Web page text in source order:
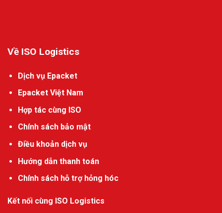
Về ISO Logistics
Dịch vụ Epacket
Epacket Việt Nam
Hợp tác cùng ISO
Chính sách bảo mật
Điều khoản dịch vụ
Hướng dẫn thanh toán
Chính sách hỗ trợ hỏng hóc
Kết nối cùng ISO Logistics